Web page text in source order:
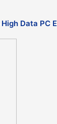
Data PC